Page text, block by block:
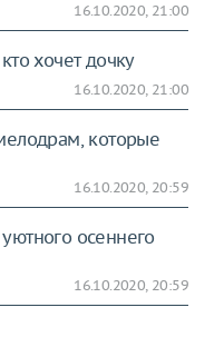
16.10.2020, 21:00
хочет дочку
16.10.2020, 21:00
которые
16.10.2020, 20:59
осеннего
16.10.2020, 20:59